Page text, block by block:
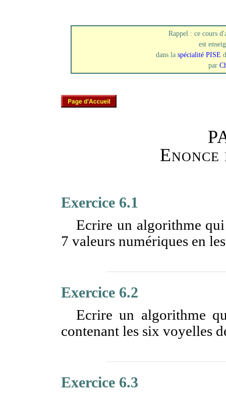
Rappel : ce cours
est
dans la spécialité PISE
par
Enonce
Exercice 6.1
Ecrire un algorithme
7 valeurs numériques en
Exercice 6.2
Ecrire un algorithme
contenant les six voyelles
Exercice 6.3